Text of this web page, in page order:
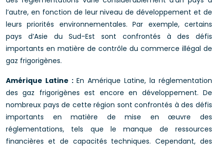
l’autre, en fonction de leur niveau de développement et de
leurs priorités environnementales. Par exemple, certains
pays d’Asie du Sud-Est sont confrontés à des défis
importants en matière de contrôle du commerce illégal de
gaz frigorigènes.
Amérique Latine : En Amérique Latine, la réglementation
des gaz frigorigènes est encore en développement. De
nombreux pays de cette région sont confrontés à des défis
importants en matière de mise en œuvre des
réglementations, tels que le manque de ressources
financières et de capacités techniques. Cependant, des